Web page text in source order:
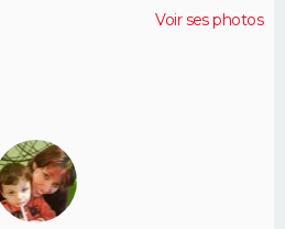
Voir ses photos